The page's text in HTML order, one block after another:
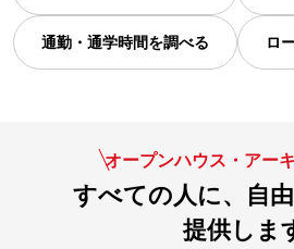
通勤・通学時間を調べる ロ
オープンハウス・アー
すべての人に、自
提供しま